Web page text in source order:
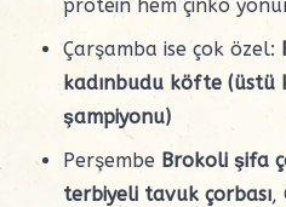
protein hem çinko
Çarşamba ise çok özel:
kadınbudu köfte (üstü
şampiyonu)
Perşembe Brokoli şifa
terbiyeli tavuk çorbası,